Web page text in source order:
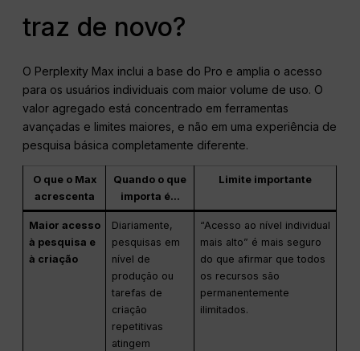
traz de novo?
O Perplexity Max inclui a base do Pro e amplia o acesso
para os usuários individuais com maior volume de uso. O
valor agregado está concentrado em ferramentas
avançadas e limites maiores, e não em uma experiência de
pesquisa básica completamente diferente.
O que o Max
acrescenta
Quando o que
importa é...
Limite importante
Maior acesso
à pesquisa e
à criação
Diariamente,
pesquisas em
nível de
produção ou
tarefas de
criação
repetitivas
atingem
“Acesso ao nível individual
mais alto” é mais seguro
do que afirmar que todos
os recursos são
permanentemente
ilimitados.